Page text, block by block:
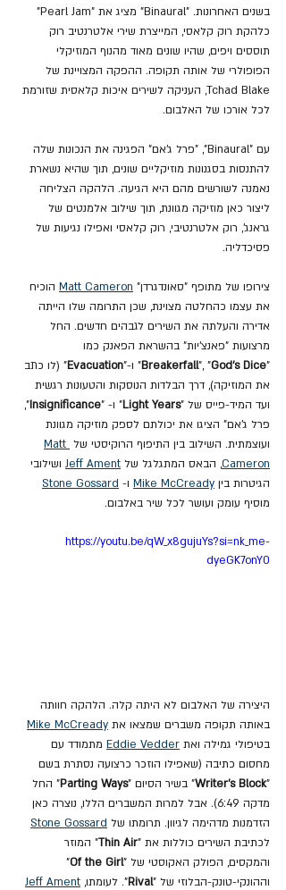
בשנים האחרונות. "Binaural" מציג את "Pearl Jam"
כלהקת רוק קלאסי, המייצרת שירי אלטרנטיב רוק
תוססים ויפים, שהיו שונים מאוד מהנוף המוזיקלי
הפופולרי של אותה תקופה. ההפקה המצויינת של
Tchad Blake, העניקה לשירים איכות קלאסית שזורמת
לכל אורכו של האלבום.
עם "Binaural", "פרל ג'אם" הפגינה את הנכונות שלה
להתנסות בסגנונות מוזיקליים שונים, תוך שהיא נשארת
נאמנה לשורשים מהם היא הגיעה. הלהקה הצליחה
ליצור כאן מוזיקה מגוונת, תוך שילוב אלמנטים של
גראנג', רוק אלטרנטיבי, רוק קלאסי ואפילו נגיעות של
פסיכדליה.
צירופו של מתופף "סאונדגרדן" Matt Cameron הוכיח
את עצמו כהחלטה מצוינת, שכן התרומה שלו הייתה
אדירה והעלתה את השירים לגבהים חדשים. החל
מרצועות "פאנצ'יות" בהשראת הפאנק כמו
"
Breakerfall", "God's Dice " ו-"Evacuation" (לו כתב
את המוזיקה), דרך הבלדות הנוסקות והטעונות רגשית
ועד המיד-פייס של "Light Years" ו- "Insignificance
",
פרל ג'אם" הציגו את יכולתם לספק מוזיקה מגוונת
ועוצמתית. השילוב בין התיפוף הרוקיסטי של Matt
Cameron, הבאס המתגלגל של Jeff Ament ושילובי
הגיטרות בין Mike McCready ו- Stone Gossard
מוסיף עומק ועושר לכל שיר באלבום.
https://youtu.be/qW_x8gujuYs?si=nk_me-
dyeGK7onY0
היצירה של האלבום לא היתה קלה. הלהקה חוותה
באותה תקופה משברים שמצאו את Mike McCready
בטיפולי גמילה ואת Eddie Vedder מתמודד עם
מחסום כתיבה (שאפילו הוזכר כרצועה נסתרת בשם
"
Writer's Block" בשיר הסיום "Parting Ways" החל
מדקה 6:49). אבל למרות המשברים הללו, נוצרה כאן
הזדמנות מדהימה לגיוון. תרומתו של Stone Gossard
לכתיבת השירים כוללות את "Thin Air" המוזר
והמקסים, הפולק האקוסטי של "Of the Girl
"
וההונקי-טונק-הבלוזי של "Rival". לעומתו, Jeff Ament